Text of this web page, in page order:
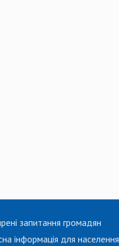
запитання громадян
інформація для населення